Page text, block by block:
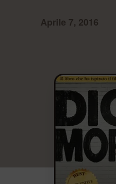
Aprile 7, 2016